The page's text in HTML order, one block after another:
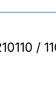
/